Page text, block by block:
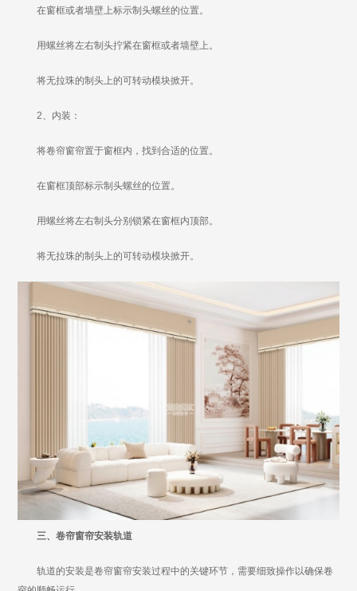
在窗框或者墙壁上标示制头螺丝的位置。
用螺丝将左右制头拧紧在窗框或者墙壁上。
将无拉珠的制头上的可转动模块掀开。
2、内装：
将卷帘窗帘置于窗框内，找到合适的位置。
在窗框顶部标示制头螺丝的位置。
用螺丝将左右制头分别锁紧在窗框内顶部。
将无拉珠的制头上的可转动模块掀开。
三、卷帘窗帘安装轨道
轨道的安装是卷帘窗帘安装过程中的关键环节，需要细致操作以确保卷